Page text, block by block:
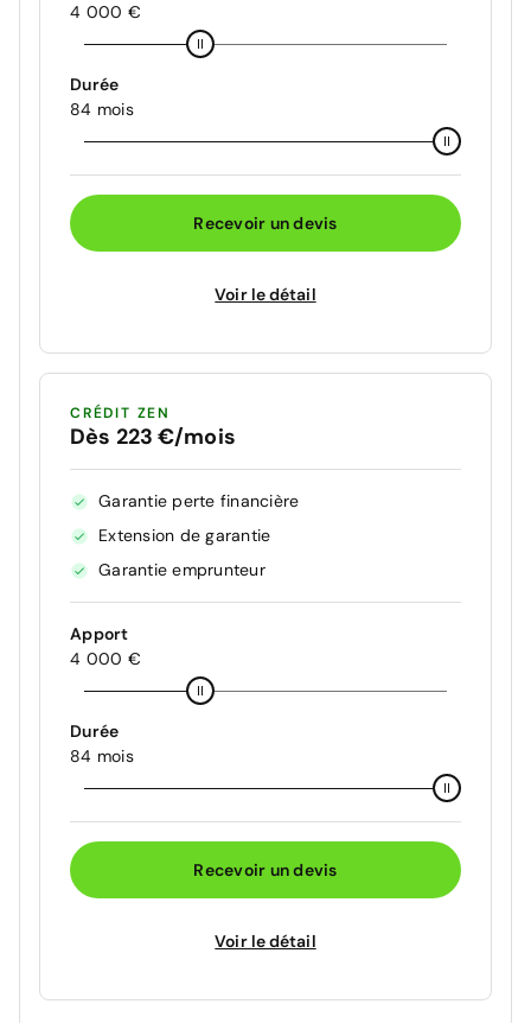
4 000 €
Durée
84 mois
Recevoir un devis
Voir le détail
CRÉDIT ZEN
Dès 223 €/mois
Garantie perte financière
Extension de garantie
Garantie emprunteur
Apport
4 000 €
Durée
84 mois
Recevoir un devis
Voir le détail